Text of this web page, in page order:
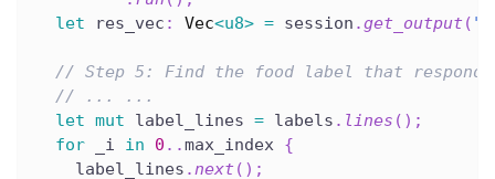
let res_vec : Vec<u8> = session .get_output (
// Step 5: Find the food label that
// ... ...
let mut label_lines = labels . lines ( ) ;
for _i in 0 ..max_index {
    label_lines
.next ( ) ;